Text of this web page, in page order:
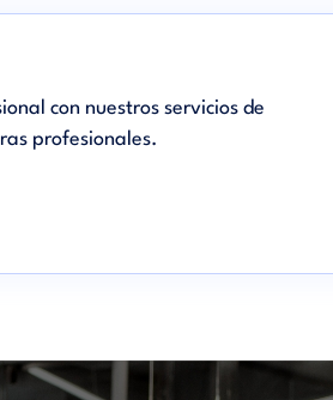
con nuestros servicios de
profesionales.